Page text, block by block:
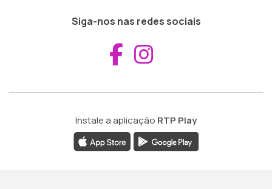
Siga-nos nas redes sociais
Aceder ao
Instale a aplicação RTP Play